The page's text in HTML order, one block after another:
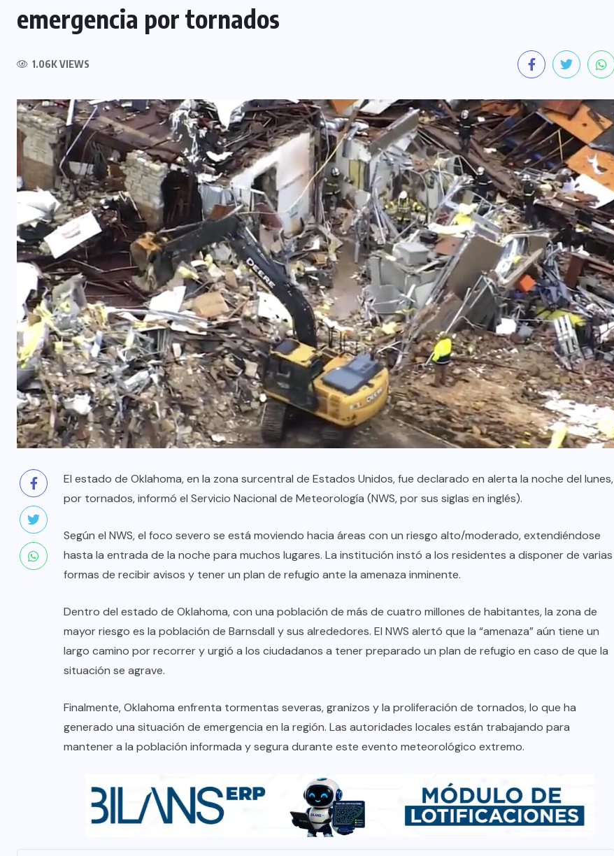
emergencia por tornados
1.06K VIEWS
El estado de Oklahoma, en la zona surcentral de Estados Unidos, fue declarado en alerta la noche del lunes,
por tornados, informó el Servicio Nacional de Meteorología (NWS, por sus siglas en inglés).
Según el NWS, el foco severo se está moviendo hacia áreas con un riesgo alto/moderado, extendiéndose
hasta la entrada de la noche para muchos lugares. La institución instó a los residentes a disponer de varias
formas de recibir avisos y tener un plan de refugio ante la amenaza inminente.
Dentro del estado de Oklahoma, con una población de más de cuatro millones de habitantes, la zona de
mayor riesgo es la población de Barnsdall y sus alrededores. El NWS alertó que la “amenaza” aún tiene un
largo camino por recorrer y urgió a los ciudadanos a tener preparado un plan de refugio en caso de que la
situación se agrave.
Finalmente, Oklahoma enfrenta tormentas severas, granizos y la proliferación de tornados, lo que ha
generado una situación de emergencia en la región. Las autoridades locales están trabajando para
mantener a la población informada y segura durante este evento meteorológico extremo.
NACIONAL
transporte de carga durante el
7 AGOSTO, 2026